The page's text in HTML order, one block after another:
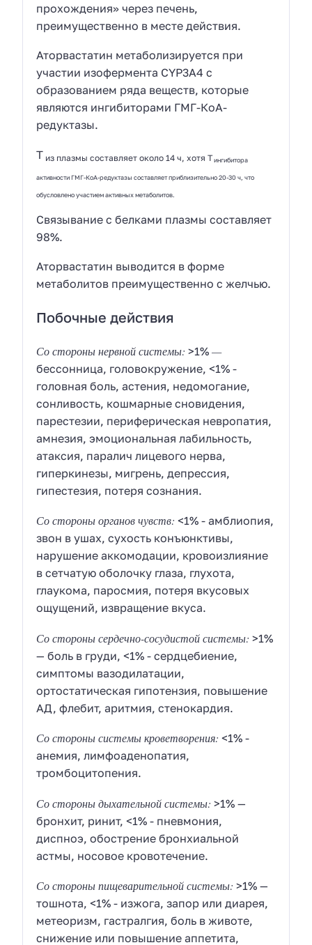
прохождения» через печень,
преимущественно в месте действия.
Аторвастатин метаболизируется при
участии изофермента CYP3A4 с
образованием ряда веществ, которые
являются ингибиторами ГМГ-КоА-
редуктазы.
T из плазмы составляет около 14 ч, хотя Tингибитора
активности ГМГ-КоА-редуктазы составляет приблизительно 20-30 ч, что
обусловлено участием активных метаболитов.
Связывание с белками плазмы составляет
98%.
Аторвастатин выводится в форме
метаболитов преимущественно с желчью.
Побочные действия
Со стороны нервной системы: >1%—
бессонница, головокружение, <1% -
головная боль, астения, недомогание,
сонливость, кошмарные сновидения,
парестезии, периферическая невропатия,
амнезия, эмоциональная лабильность,
атаксия, паралич лицевого нерва,
гиперкинезы, мигрень, депрессия,
гипестезия, потеря сознания.
Со стороны органов чувств:<1% - амблиопия,
звон в ушах, сухость конъюнктивы,
нарушение аккомодации, кровоизлияние
в сетчатую оболочку глаза, глухота,
глаукома, паросмия, потеря вкусовых
ощущений, извращение вкуса.
Со стороны сердечно-сосудистой системы:>1%
— боль в груди, <1% - сердцебиение,
симптомы вазодилатации,
ортостатическая гипотензия, повышение
АД, флебит, аритмия, стенокардия.
Со стороны системы кроветворения:<1% -
анемия, лимфоаденопатия,
тромбоцитопения.
Со стороны дыхательной системы:>1% —
бронхит, ринит, <1% - пневмония,
диспноэ, обострение бронхиальной
астмы, носовое кровотечение.
Со стороны пищеварительной системы:>1% —
тошнота, <1% - изжога, запор или диарея,
метеоризм, гастралгия, боль в животе,
снижение или повышение аппетита,